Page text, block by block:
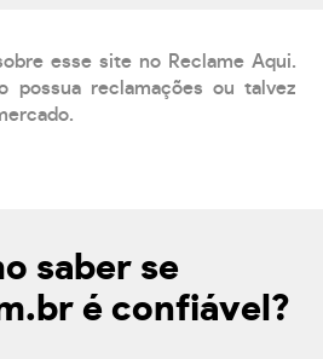
esse site no Reclame Aqui.
possua reclamações ou talvez
saber se
é confiável?